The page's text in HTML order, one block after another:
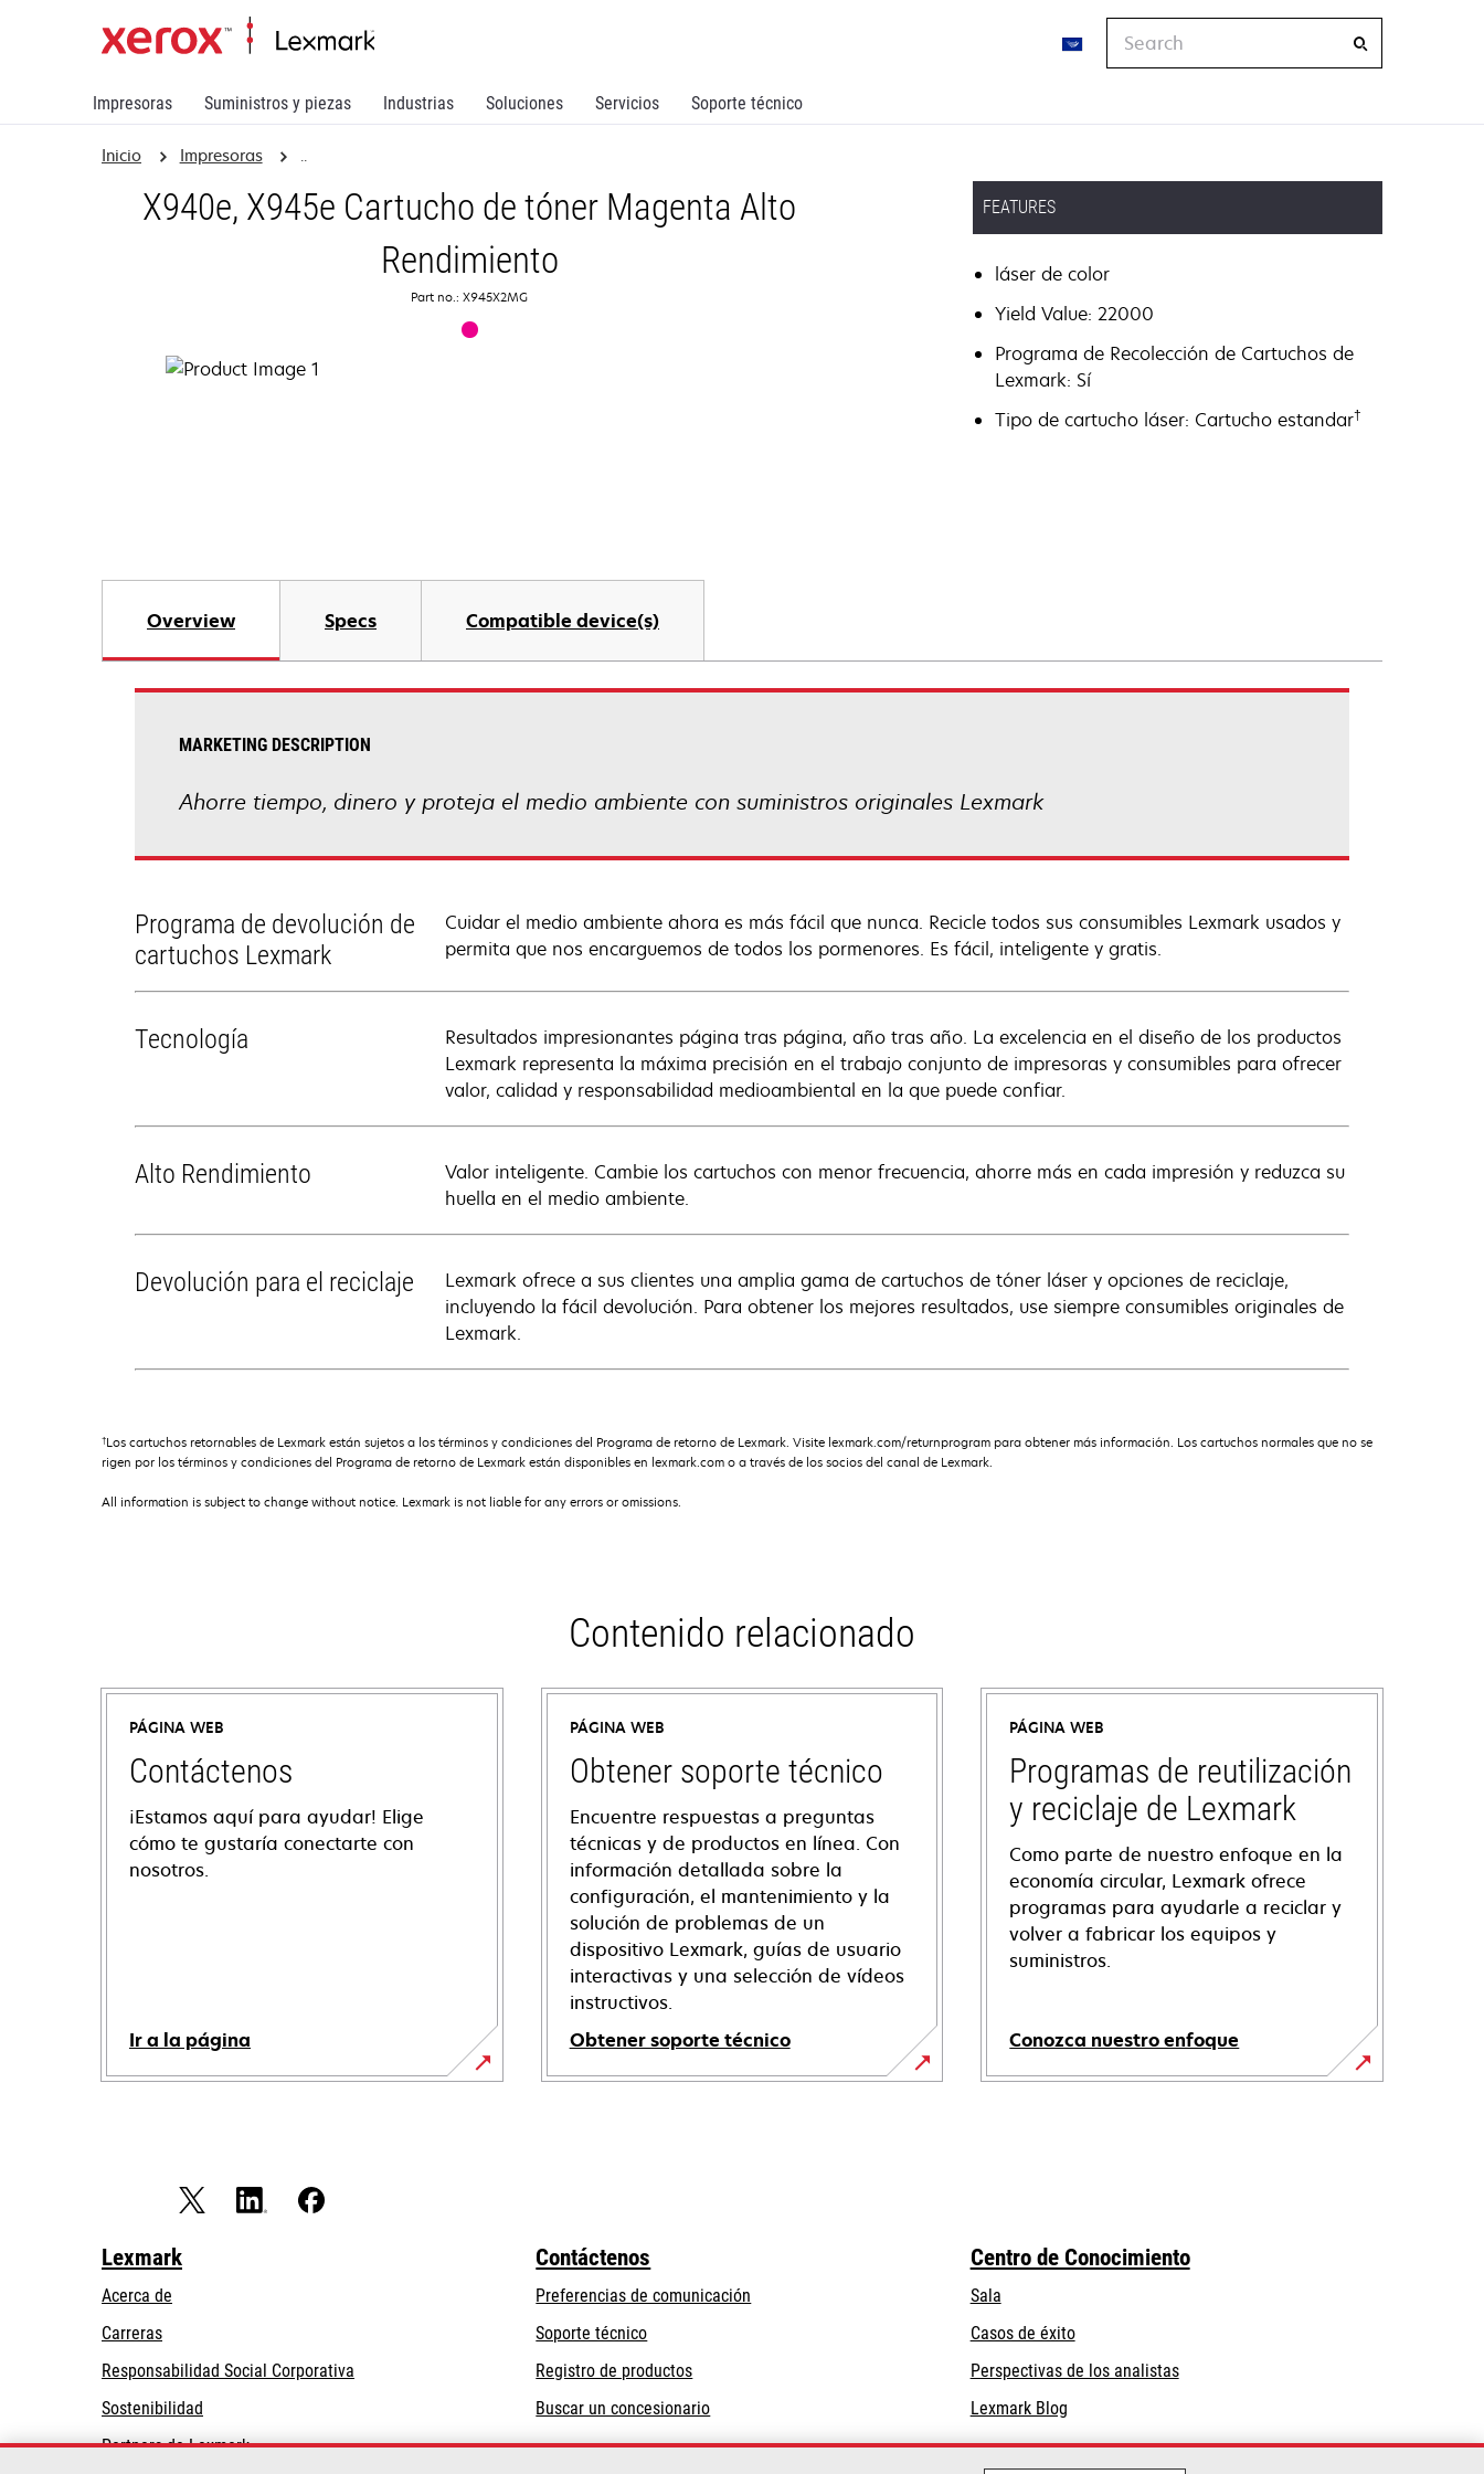
Impresoras Suministros y piezas Industrias Soluciones Servicios Soporte técnico
Inicio Impresoras ..
X940e, X945e Cartucho de tóner Magenta Alto
Rendimiento
Part no.: X945X2MG
FEATURES
láser de color
Yield Value: 22000
Programa de Recolección de Cartuchos de
Lexmark: Sí
Tipo de cartucho láser: Cartucho estandar†
Overview Specs Compatible device(s)
MARKETING DESCRIPTION
Ahorre tiempo, dinero y proteja el medio ambiente con suministros originales Lexmark
Programa de devolución de
cartuchos Lexmark
Cuidar el medio ambiente ahora es más fácil que nunca. Recicle todos sus consumibles Lexmark usados y
permita que nos encarguemos de todos los pormenores. Es fácil, inteligente y gratis.
Tecnología
Resultados impresionantes página tras página, año tras año. La excelencia en el diseño de los productos
Lexmark representa la máxima precisión en el trabajo conjunto de impresoras y consumibles para ofrecer
valor, calidad y responsabilidad medioambiental en la que puede confiar.
Alto Rendimiento
Valor inteligente. Cambie los cartuchos con menor frecuencia, ahorre más en cada impresión y reduzca su
huella en el medio ambiente.
Devolución para el reciclaje
Lexmark ofrece a sus clientes una amplia gama de cartuchos de tóner láser y opciones de reciclaje,
incluyendo la fácil devolución. Para obtener los mejores resultados, use siempre consumibles originales de
Lexmark.
†Los cartuchos retornables de Lexmark están sujetos a los términos y condiciones del Programa de retorno de Lexmark. Visite lexmark.com/returnprogram para obtener más información. Los cartuchos normales que no se
rigen por los términos y condiciones del Programa de retorno de Lexmark están disponibles en lexmark.com o a través de los socios del canal de Lexmark.
All information is subject to change without notice. Lexmark is not liable for any errors or omissions.
Contenido relacionado
PÁGINA WEB
Contáctenos
¡Estamos aquí para ayudar! Elige
cómo te gustaría conectarte con
nosotros.
Ir a la página
PÁGINA WEB
Obtener soporte técnico
Encuentre respuestas a preguntas
técnicas y de productos en línea. Con
información detallada sobre la
configuración, el mantenimiento y la
solución de problemas de un
dispositivo Lexmark, guías de usuario
interactivas y una selección de vídeos
instructivos.
Obtener soporte técnico
opens
PÁGINA WEB
Programas de reutilización
y reciclaje de Lexmark
Como parte de nuestro enfoque en la
economía circular, Lexmark ofrece
programas para ayudarle a reciclar y
volver a fabricar los equipos y
suministros.
Conozca nuestro enfoque
Lexmark
Acerca de
Carreras
Responsabilidad Social Corporativa
new
Sostenibilidad
Partners de Lexmark
Contáctenos
Preferencias de comunicación
Soporte técnicoopens
in
a
new
tab
Registro de productos
Buscar un concesionario
Centro de Conocimiento
Sala
Casos de éxito
Perspectivas de los analistas
Lexmark Blog